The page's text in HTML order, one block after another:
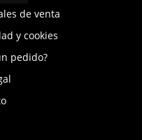
de venta
y cookies
pedido?